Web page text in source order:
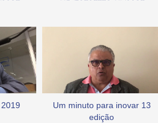
Um minuto para inovar 13
edição